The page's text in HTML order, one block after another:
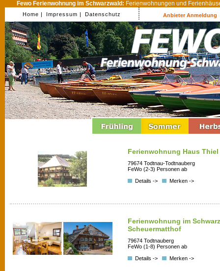
Fewo Ferienwohnung im Schwarzwald: Ferienwohnungen und
Home | Impressum | Datenschutz Anbieter Anmeldung
Ferienwohnung Haus Thiel
79674 Todtnau-Todtnauberg
FeWo (2-3) Personen ab
Details ->
Merken ->
Ferienwohnung im
Scheuermatthof
79674 Todtnauberg
FeWo (1-8) Personen ab
Details ->
Merken ->